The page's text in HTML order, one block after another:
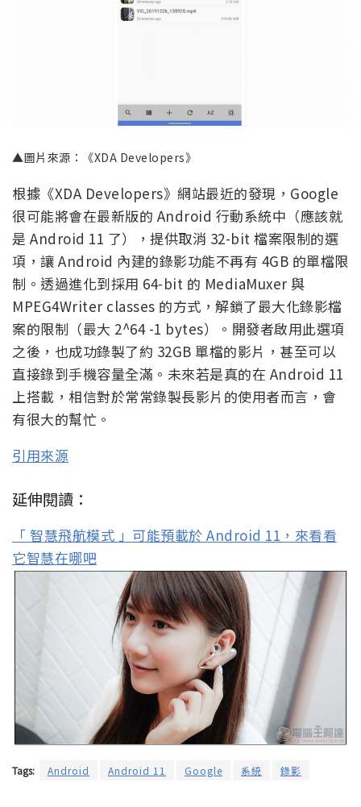
▲圖片來源：《XDA Developers》
根據《XDA Developers》網站最近的發現，Google
很可能將會在最新版的 Android 行動系統中（應該就
是 Android 11 了），提供取消 32-bit 檔案限制的選
項，讓 Android 內建的錄影功能不再有 4GB 的單檔限
制。透過進化到採用 64-bit 的 MediaMuxer 與
MPEG4Writer classes 的方式，解鎖了最大化錄影檔
案的限制（最大 2^64 -1 bytes）。開發者啟用此選項
之後，也成功錄製了約 32GB 單檔的影片，甚至可以
直接錄到手機容量全滿。未來若是真的在 Android 11
上搭載，相信對於常常錄製長影片的使用者而言，會
有很大的幫忙。
引用來源
延伸閱讀：
「 智慧飛航模式 」可能預載於 Android 11，來看看
它智慧在哪吧
Tags: Android Android 11 Google 系統 錄影